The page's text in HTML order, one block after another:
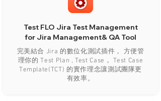
Test FLO Jira Test Management
for Jira Management& QA Tool
完美結合 Jira 的數位化測試插件， 方便管
理你的 Test Plan , Test Case， Test Case
Template(TCT) 的實作理念讓測試團隊更
有效率。